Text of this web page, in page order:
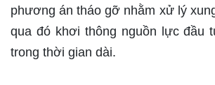
phương án tháo gỡ nhằm xử lý
qua đó khơi thông nguồn lực đầu
trong thời gian dài.